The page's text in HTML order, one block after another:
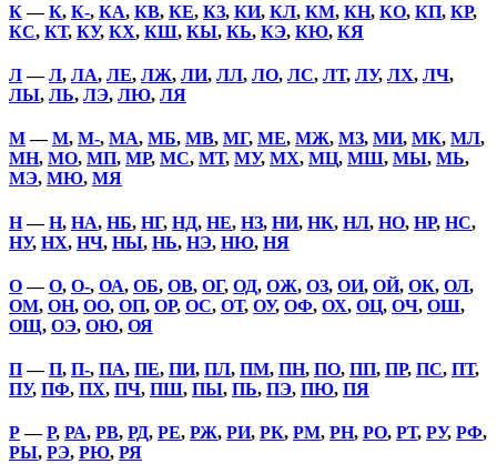
К—К, К-, КА, КВ, КЕ, КЗ, КИ, КЛ, КМ, КН, КО, КП, КР,
КС, КТ, КУ, КХ, КШ, КЫ, КЬ, КЭ, КЮ, КЯ
Л—Л, ЛА, ЛЕ, ЛЖ, ЛИ, ЛЛ, ЛО, ЛС, ЛТ, ЛУ, ЛХ, ЛЧ,
ЛЫ, ЛЬ, ЛЭ, ЛЮ, ЛЯ
М—М, М-, МА, МБ, МВ, МГ, МЕ, МЖ, МЗ, МИ, МК, МЛ,
МН, МО, МП, МР, МС, МТ, МУ, МХ, МЦ, МШ, МЫ, МЬ,
МЭ, МЮ, МЯ
Н—Н, НА, НБ, НГ, НД, НЕ, НЗ, НИ, НК, НЛ, НО, НР, НС,
НУ, НХ, НЧ, НЫ, НЬ, НЭ, НЮ, НЯ
О—О, О-, ОА, ОБ, ОВ, ОГ, ОД, ОЖ, ОЗ, ОИ, ОЙ, ОК, ОЛ,
ОМ, ОН, ОО, ОП, ОР, ОС, ОТ, ОУ, ОФ, ОХ, ОЦ, ОЧ, ОШ,
ОЩ, ОЭ, ОЮ, ОЯ
П—П, П-, ПА, ПЕ, ПИ, ПЛ, ПМ, ПН, ПО, ПП, ПР, ПС, ПТ,
ПУ, ПФ, ПХ, ПЧ, ПШ, ПЫ, ПЬ, ПЭ, ПЮ, ПЯ
Р—Р, РА, РВ, РД, РЕ, РЖ, РИ, РК, РМ, РН, РО, РТ, РУ, РФ,
РЫ, РЭ, РЮ, РЯ